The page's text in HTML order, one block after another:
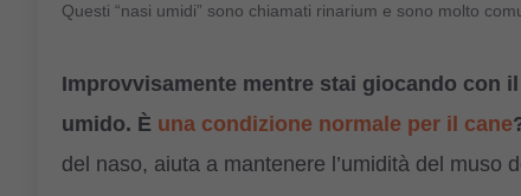
Questi “nasi umidi” sono chiamati rinarium e sono molto
Improvvisamente mentre stai giocando con
umido. È una condizione normale per il cane
del naso, aiuta a mantenere l’umidità del muso